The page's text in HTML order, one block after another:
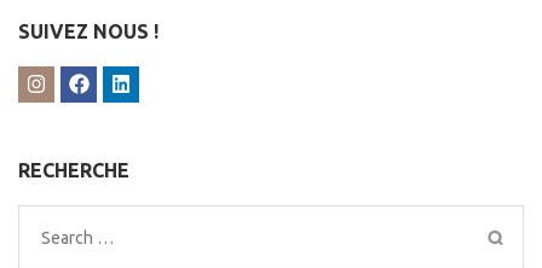
SUIVEZ NOUS !
RECHERCHE
Search